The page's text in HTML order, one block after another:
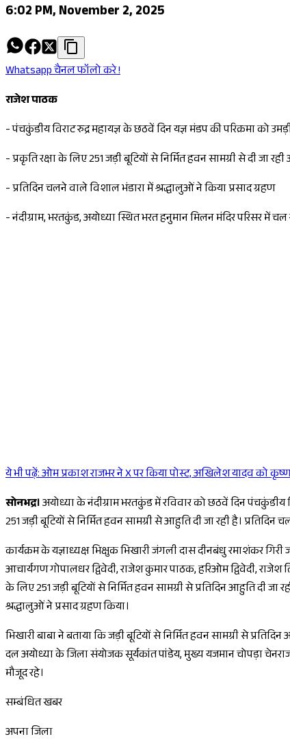
6:02 PM, November 2, 2025
Whatsapp चैनल फॉलो करे !
राजेश पाठक
- पंचकुंडीय विराट रुद्र महायज्ञ के छठवें दिन यज्ञ मंडप की परिक्रमा को
- प्रकृति रक्षा के लिए 251 जड़ी बूटियों से निर्मित हवन सामग्री से दी जा
- प्रतिदिन चलने वाले विशाल भंडारा में श्रद्धालुओं ने किया प्रसाद ग्रहण
- नंदीग्राम, भरतकुंड, अयोध्या स्थित भरत हनुमान मिलन मंदिर परिसर में
ये भी पढ़ें:ओम प्रकाश राजभर ने X पर किया पोस्ट, अखिलेश यादव को
सोनभद्र।अयोध्या के नंदीग्राम भरतकुंड में रविवार को छठवें दिन पंचकुंडीय
251 जड़ी बूटियों से निर्मित हवन सामग्री से आहुति दी जा रही है।
कार्यक्रम के यज्ञाध्यक्ष भिक्षुक भिखारी जंगली दास दीनबंधु रमाशंकर
आचार्यगण गोपालधर द्विवेदी, राजेश कुमार पाठक, हरिओम द्विवेदी, राजेश
के लिए 251 जड़ी बूटियों से निर्मित हवन सामग्री से प्रतिदिन आहुति दी
श्रद्धालुओं ने प्रसाद ग्रहण किया।
भिखारी बाबा ने बताया कि जड़ी बूटियों से निर्मित हवन सामग्री से
दल अयोध्या के जिला संयोजक सूर्यकांत पांडेय, मुख्य यजमान चोपड़ा
मौजूद रहे।
सम्बंधित खबर
अपना जिला